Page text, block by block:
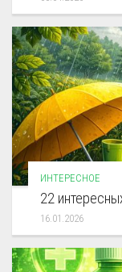
ИНТЕРЕСНОЕ
22
16.01.2026